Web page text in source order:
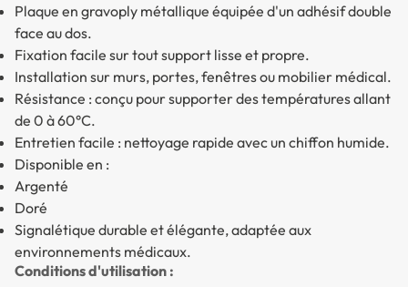
Plaque en gravoply métallique équipée d'un adhésif double
face au dos.
Fixation facile sur tout support lisse et propre.
Installation sur murs, portes, fenêtres ou mobilier médical.
Résistance : conçu pour supporter des températures allant
de 0 à 60°C.
Entretien facile : nettoyage rapide avec un chiffon humide.
Disponible en :
Argenté
Doré
Signalétique durable et élégante, adaptée aux
environnements médicaux.
Conditions d'utilisation :